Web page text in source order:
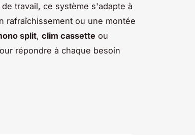
travail, ce système s'adapte à
rafraîchissement ou une montée
split, clim cassette ou
répondre à chaque besoin